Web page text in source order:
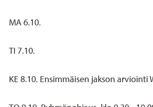
MA 6.10.
TI 7.10.
KE 8.10. Ensimmäisen jakson arviointi